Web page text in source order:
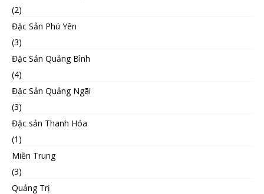
(2)
Đặc Sản Phú Yên
(3)
Đặc Sản Quảng Bình
(4)
Đặc Sản Quảng Ngãi
(3)
Đặc sản Thanh Hóa
(1)
Miền Trung
(3)
Quảng Trị